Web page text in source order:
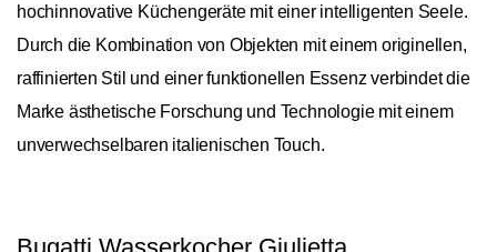
hochinnovative Küchengeräte mit einer intelligenten Seele.
Durch die Kombination von Objekten mit einem originellen,
raffinierten Stil und einer funktionellen Essenz verbindet die
Marke ästhetische Forschung und Technologie mit einem
unverwechselbaren italienischen Touch.